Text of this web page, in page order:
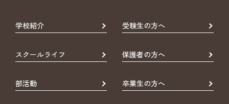
学校紹介 受験生の方へ
スクールライフ 保護者の方へ
部活動 卒業生の方へ